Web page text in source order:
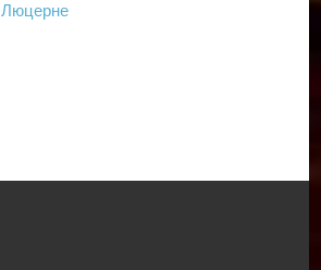
Люцерне